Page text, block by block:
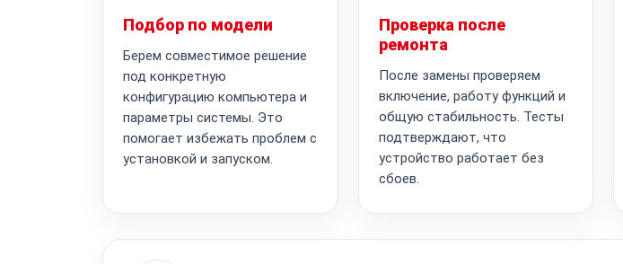
Подбор по модели
Берем совместимое решение
под конкретную
конфигурацию компьютера и
параметры системы. Это
помогает избежать проблем с
установкой и запуском.
Проверка после
ремонта
После замены проверяем
включение, работу функций и
общую стабильность. Тесты
подтверждают, что
устройство работает без
сбоев.